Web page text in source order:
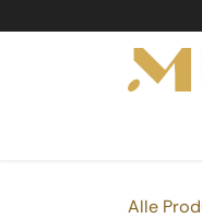
Alle